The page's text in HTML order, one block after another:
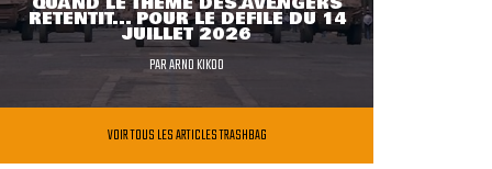
RETENTIT... POUR LE DÉFILÉ DU 14
JUILLET 2026
PARARNO KIKOO
VOIR TOUS LES ARTICLES TRASHBAG